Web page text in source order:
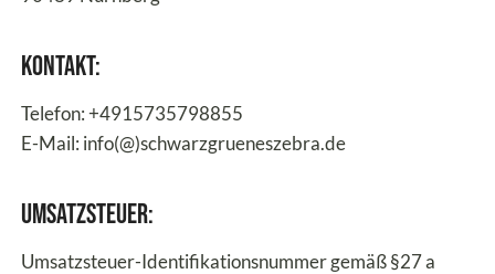
Kontakt:
Telefon: +4915735798855
E-Mail: info(@)schwarzgrueneszebra.de
Umsatzsteuer:
Umsatzsteuer-Identifikationsnummer gemäß §27 a